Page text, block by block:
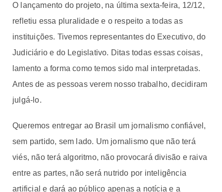
O lançamento do projeto, na última sexta-feira, 12/12,
refletiu essa pluralidade e o respeito a todas as
instituições. Tivemos representantes do Executivo, do
Judiciário e do Legislativo. Ditas todas essas coisas,
lamento a forma como temos sido mal interpretadas.
Antes de as pessoas verem nosso trabalho, decidiram
julgá-lo.
Queremos entregar ao Brasil um jornalismo confiável,
sem partido, sem lado. Um jornalismo que não terá
viés, não terá algoritmo, não provocará divisão e raiva
entre as partes, não será nutrido por inteligência
artificial e dará ao público apenas a notícia e a